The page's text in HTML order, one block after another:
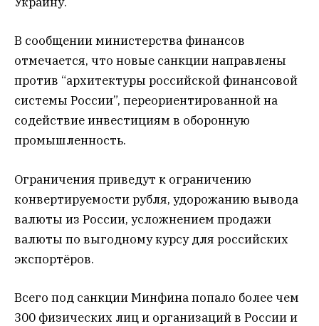
В сообщении министерства финансов
отмечается, что новые санкции направлены
против “архитектуры российской финансовой
системы России”, переориентированной на
содействие инвестициям в оборонную
промышленность.
Ограничения приведут к ограничению
конвертируемости рубля, удорожанию вывода
валюты из России, усложнением продажи
валюты по выгодному курсу для российских
экспортёров.
Всего под санкции Минфина попало более чем
300 физических лиц и организаций в России и